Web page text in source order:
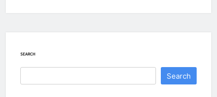
SEARCH
Search